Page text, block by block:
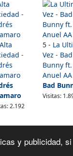
y publicidad,
Alta
-
2.192
5 - La
Vez - Bad
Bunny ft.
Anuel AA
Bad
Visitas:
Contacto:
Politica de